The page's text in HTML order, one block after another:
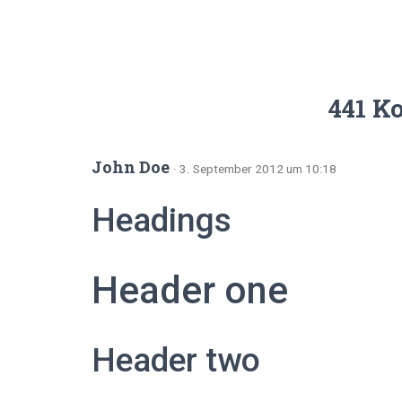
441
John Doe · 3. September 2012 um 10:18
Headings
Header one
Header two